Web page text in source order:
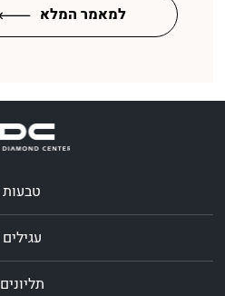
למאמר המלא
טבעות
עגילים
תליונים